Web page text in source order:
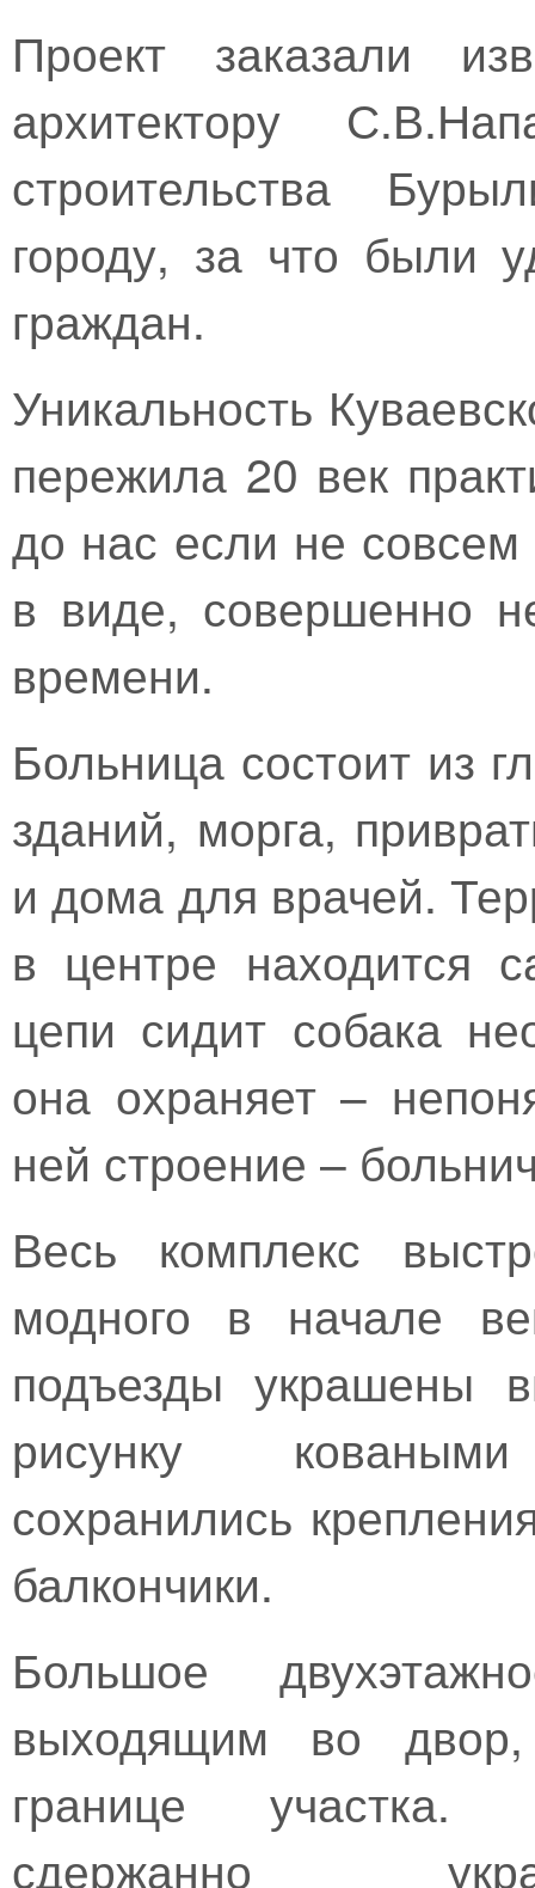
Проект заказали
архитектору
строительства
городу, за что были
граждан.
Уникальность
пережила 20 век
до нас если не
в виде, совершенно
времени.
Больница состоит из
зданий, морга,
и дома для врачей.
в центре находится
цепи сидит собака
она охраняет –
ней строение –
Весь комплекс
модного в начале
подъезды украшены
рисунку
сохранились
балкончики.
Большое
выходящим во
границе участка.
сдержанно